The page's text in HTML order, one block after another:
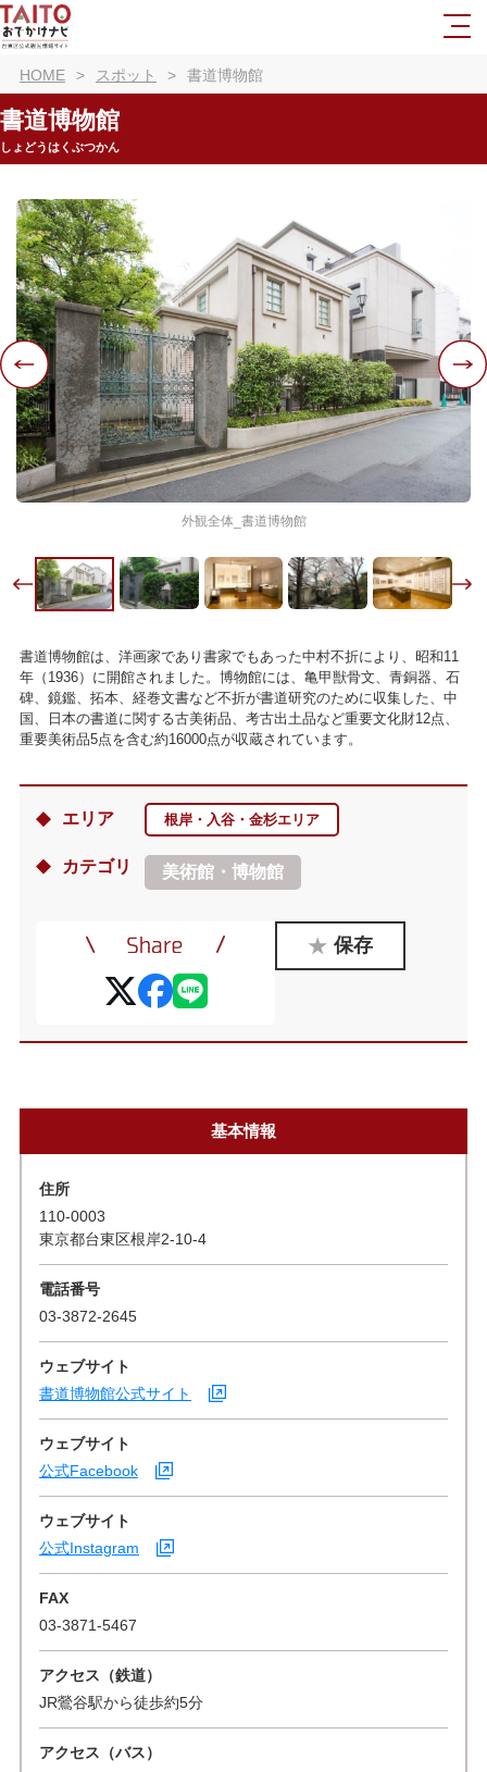
HOME スポット 書道博物館
書道博物館
しょどうはくぶつかん
外観全体_書道博物館
書道博物館は、洋画家であり書家でもあった中村不折により、昭和11
年（1936）に開館されました。博物館には、亀甲獣骨文、青銅器、石
碑、鏡鑑、拓本、経巻文書など不折が書道研究のために収集した、中
国、日本の書道に関する古美術品、考古出土品など重要文化財12点、
重要美術品5点を含む約16000点が収蔵されています。
エリア 根岸・入谷・金杉エリア
カテゴリ 美術館・博物館
保存
基本情報
住所
110-0003
東京都台東区根岸2-10-4
電話番号
03-3872-2645
ウェブサイト
書道博物館公式サイト
ウェブサイト
公式Facebook
ウェブサイト
公式Instagram
FAX
03-3871-5467
アクセス（鉄道）
JR鶯谷駅から徒歩約5分
アクセス（バス）